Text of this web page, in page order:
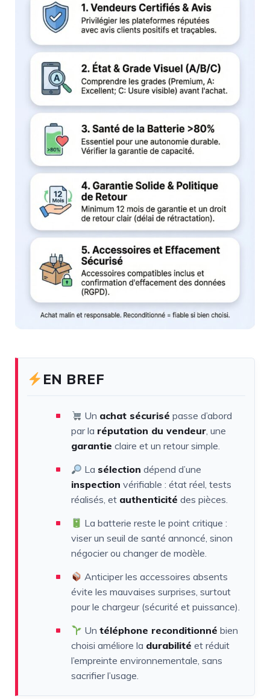
EN BREF
Un achat sécurisé passe d’abord
par la réputation du vendeur, une
garantie claire et un retour simple.
La sélection dépend d’une
inspection vérifiable : état réel, tests
réalisés, et authenticité des pièces.
La batterie reste le point critique :
viser un seuil de santé annoncé, sinon
négocier ou changer de modèle.
Anticiper les accessoires absents
évite les mauvaises surprises, surtout
pour le chargeur (sécurité et puissance).
Untéléphone reconditionné bien
choisi améliore la durabilité et réduit
l’empreinte environnementale, sans
sacrifier l’usage.